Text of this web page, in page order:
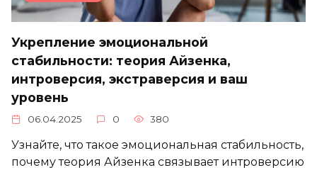
Укрепление эмоциональной
стабильности: теория Айзенка,
интроверсия, экстраверсия и ваш
уровень
06.04.2025 0 380
Узнайте, что такое эмоциональная стабильность,
почему теория Айзенка связывает интроверсию